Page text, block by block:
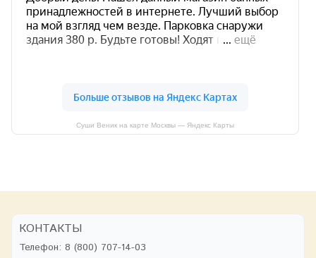
Суши Веник на карте Москвы — Яндекс Карты
КОНТАКТЫ
Телефон: 8 (800) 707-14-03